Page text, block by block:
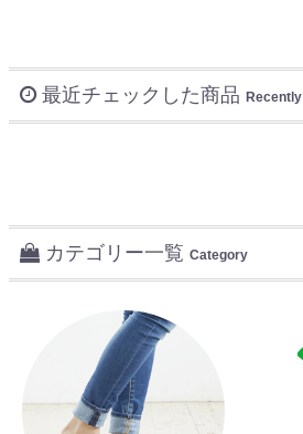
最近チェックした商品 Recently
カテゴリー一覧 Category